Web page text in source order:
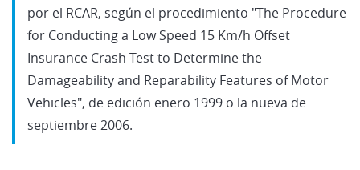
por el RCAR, según el procedimiento "The Procedure
for Conducting a Low Speed 15 Km/h Offset
Insurance Crash Test to Determine the
Damageability and Reparability Features of Motor
Vehicles", de edición enero 1999 o la nueva de
septiembre 2006.